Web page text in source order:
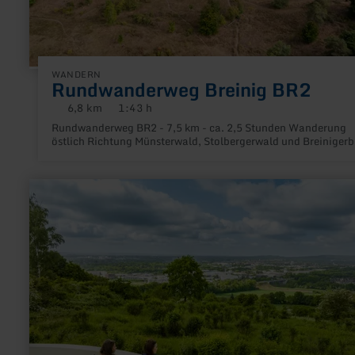
WANDERN
Rundwanderweg Breinig BR2
Distanz:
6,8 km Dauer:
1:43 h
Rundwanderweg BR2 - 7,5 km - ca. 2,5 Stunden Wanderung
östlich Richtung Münsterwald, Stolbergerwald und
erfahren
zu:
Haarener
Höhen